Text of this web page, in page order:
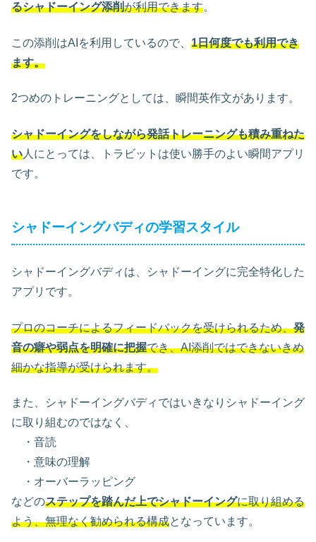
るシャドーイング添削が利用できます。
この添削はAIを利用しているので、 1日何度でも利用でき
ます。
2つめのトレーニングとしては、瞬間英作文があります。
シャドーイングをしながら発話トレーニングも積み重ねた
い 人にとっては、トラビットは使い勝手のよい瞬間アプリ
です。
シャドーイングバディの学習スタイル
シャドーイングバディは、シャドーイングに完全特化した
アプリです。
プロのコーチによるフィードバックを受けられるため、発
音の癖や弱点を明確に把握でき、AI添削ではできないきめ
細かな指導が受けられます。
また、シャドーイングバディではいきなりシャドーイング
に取り組むのではなく、
・音読
・意味の理解
・オーバーラッピング
などのステップを踏んだ上でシャドーイングに取り組める
よう、無理なく勧められる構成となっています。